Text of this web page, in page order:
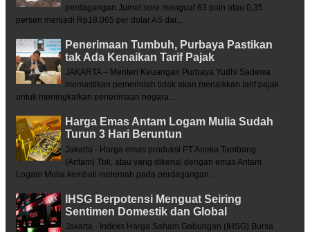
perdagangan Jumat sore menguat 63 poin atau 0,35
persen menjadi Rp18.065 per dolar AS dar...
Penerimaan Tumbuh, Purbaya Pastikan
tak Ada Kenaikan Tarif Pajak
JAKARTA – Menteri Keuangan Purbaya Yudhi Sadewa
memastikan pemerintah tidak akan menaikkan tarif pajak
untuk meningkatkan penerimaan negara....
Harga Emas Antam Logam Mulia Sudah
Turun 3 Hari Beruntun
Jakarta - Harga emas produksi PT Aneka Tambang
(Antam) Tbk. atau yang dikenal dengan emas Antam
Logam Mulia kembali melemah pada perdagangan...
IHSG Berpotensi Menguat Seiring
Sentimen Domestik dan Global
Jakarta - Indeks Harga Saham Gabungan (IHSG) Bursa